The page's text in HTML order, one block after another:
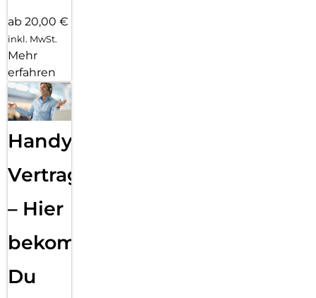
Samsung Galaxy Ecosystem bist du vernetzt, smart
organisiert und immer bereit für Neues.
ab 20,00 €
inkl. MwSt.
Mehr
erfahren
Handy
Vertragsabwicklung
– Hier
bekommst
Du